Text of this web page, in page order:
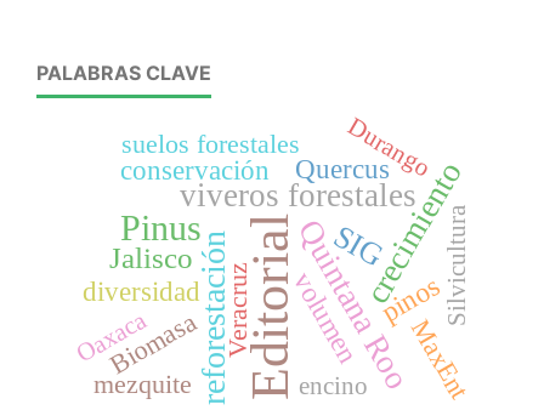
PALABRAS CLAVE
Editorial
Pinus
reforestación
viveros forestales
crecimiento
Quintana Roo
SIG
Jalisco
conservación
diversidad volumenpinos
Quercus
MaxEnt
Biomasa
suelos forestales
mezquite
Veracruz
Durango
Silvicultura
Oaxaca
encino